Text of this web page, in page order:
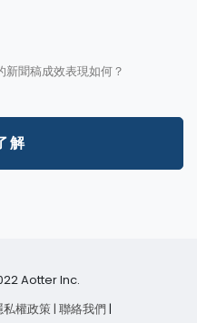
聞稿成效表現如何？
解
Aotter Inc.
私權政策| 聯絡我們 |